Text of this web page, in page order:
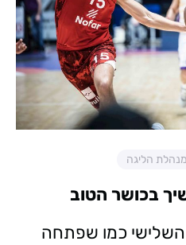
מנהלת הליגה
בכושר הטוב
כמו שפתחה